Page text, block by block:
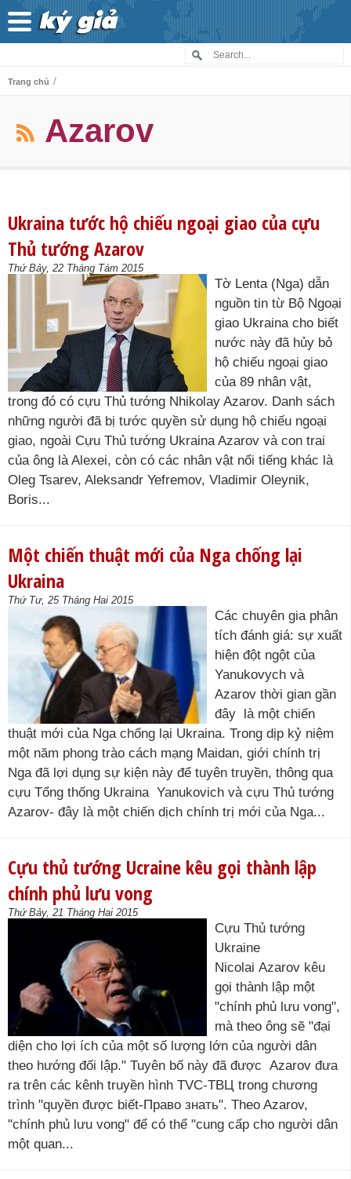
Trang chủ /
Azarov
Ukraina tước hộ chiếu ngoại giao của cựu
Thủ tướng Azarov
Thứ Bảy, 22 Tháng Tám 2015
Tờ Lenta (Nga) dẫn
nguồn tin từ Bộ Ngoại
giao Ukraina cho biết
nước này đã hủy bỏ
hộ chiếu ngoại giao
của 89 nhân vật,
trong đó có cựu Thủ tướng Nhikolay Azarov. Danh sách
những người đã bị tước quyền sử dụng hộ chiếu ngoại
giao, ngoài Cựu Thủ tướng Ukraina Azarov và con trai
của ông là Alexei, còn có các nhân vật nổi tiếng khác là
Oleg Tsarev, Aleksandr Yefremov, Vladimir Oleynik,
Boris...
Một chiến thuật mới của Nga chống lại
Ukraina
Thứ Tư, 25 Tháng Hai 2015
Các chuyên gia phân
tích đánh giá: sự xuất
hiện đột ngột của
Yanukovych và
Azarov thời gian gần
đây là một chiến
thuật mới của Nga chống lại Ukraina. Trong dịp kỷ niệm
một năm phong trào cách mạng Maidan, giới chính trị
Nga đã lợi dụng sự kiện này để tuyên truyền, thông qua
cựu Tổng thống Ukraina Yanukovich và cựu Thủ tướng
Azarov- đây là một chiến dịch chính trị mới của Nga...
Cựu thủ tướng Ucraine kêu gọi thành lập
chính phủ lưu vong
Thứ Bảy, 21 Tháng Hai 2015
Cựu Thủ tướng
Ukraine
Nicolai Azarov kêu
gọi thành lập một
"chính phủ lưu vong",
mà theo ông sẽ "đại
diện cho lợi ích của một số lượng lớn của người dân
theo hướng đối lập." Tuyên bố này đã được Azarov đưa
ra trên các kênh truyền hình TVC-ТВЦ trong chương
trình "quyền được biết-Право знать". Theo Azarov,
"chính phủ lưu vong" để có thể "cung cấp cho người dân
một quan...